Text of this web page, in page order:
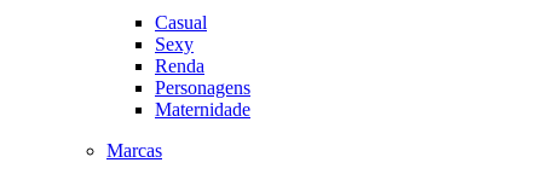
Casual
Sexy
Renda
Personagens
Maternidade
Marcas